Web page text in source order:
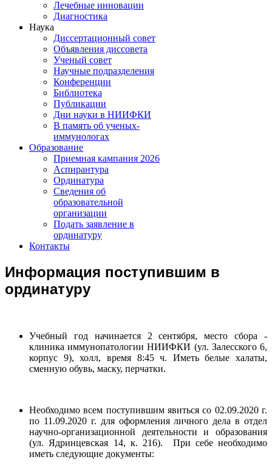
Лечебные инновации
Диагностика
Наука
Диссертационный совет
Объявления диссовета
Ученый совет
Научные подразделения
Конференции
Библиотека
Публикации
Дни науки в НИИФКИ
В память об ученых-
иммунологах
Образование
Приемная кампания 2026
Аспирантура
Ординатура
Сведения об
образовательной
организации
Подать заявление в
ординатуру
Контакты
Информация поступившим в
ординатуру
Учебный год начинается 2 сентября, место сбора -
клиника иммунопатологии НИИФКИ (ул. Залесского 6,
корпус 9), холл, время 8:45 ч. Иметь белые халаты,
сменную обувь, маску, перчатки.
Необходимо всем поступившим явиться со 02.09.2020 г.
по 11.09.2020 г. для оформления личного дела в отдел
научно-организационной деятельности и образования
(ул. Ядринцевская 14, к. 216). При себе необходимо
иметь следующие документы: